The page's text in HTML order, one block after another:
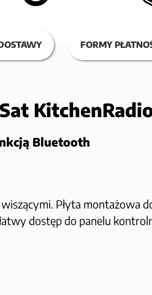
FORMY
Bluetooth
Płyta montażowa
dostęp do panelu